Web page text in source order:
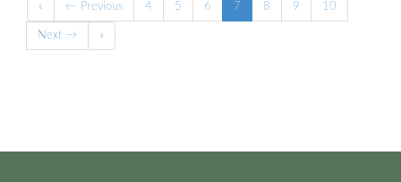
« ← Previous 4 5 6 7 8 9 10
Next → »